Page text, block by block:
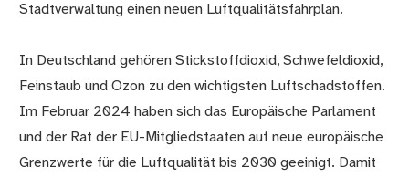
Stadtverwaltung einen neuen Luftqualitätsfahrplan.
In Deutschland gehören Stickstoffdioxid, Schwefeldioxid,
Feinstaub und Ozon zu den wichtigsten Luftschadstoffen.
Im Februar 2024 haben sich das Europäische Parlament
und der Rat der EU-Mitgliedstaaten auf neue europäische
Grenzwerte für die Luftqualität bis 2030 geeinigt. Damit